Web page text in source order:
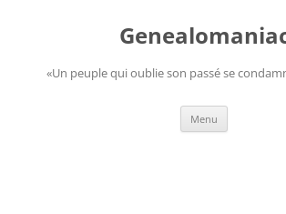
«Un peuple qui oublie son passé se
Menu